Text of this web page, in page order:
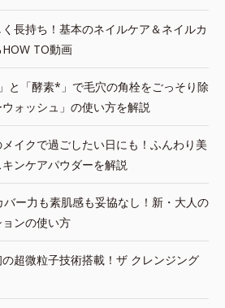
く長持ち！基本のネイルケア＆ネイルカ
TO動画
と「酵素*」で毛穴の角栓をごっそり除
ォッシュ」の使い方を解説
メイクで過ごしたい日にも！ふんわり美
ンケアパウダーを解説
バー力も素肌感も妥協なし！新・大人の
ンの使い方
の超微粒子技術搭載！ザ クレンジング